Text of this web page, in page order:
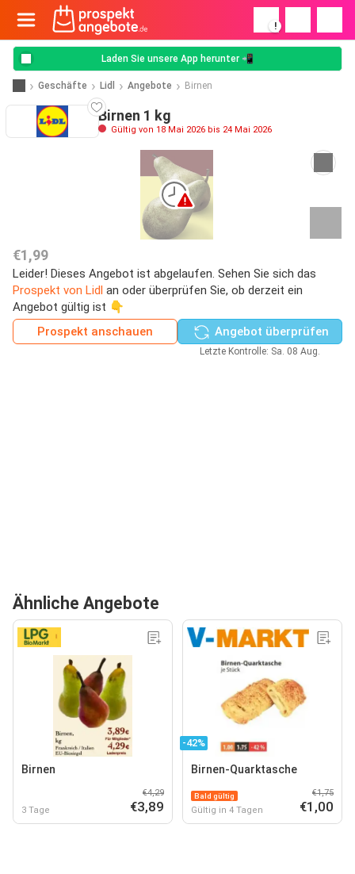
!
Laden Sie unsere App herunter 📲
Geschäfte Lidl Angebote Birnen
Birnen 1 kg
Gültig von 18 Mai 2026 bis 24 Mai 2026
€1,99
Leider! Dieses Angebot ist abgelaufen. Sehen Sie sich das
Prospekt von Lidl an oder überprüfen Sie, ob derzeit ein
Angebot gültig ist 👇
Prospekt anschauen
Angebot überprüfen
Letzte Kontrolle: Sa. 08 Aug.
Ähnliche Angebote
Birnen
3 Tage
€4,29
€3,89
-42%
Birnen-Quarktasche
Bald gültig
Gültig in 4 Tagen
€1,75
€1,00